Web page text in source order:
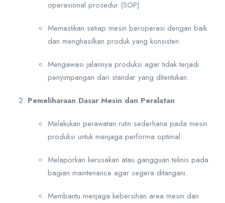
operasional prosedur (SOP).
Memastikan setiap mesin beroperasi dengan baik
dan menghasilkan produk yang konsisten.
Mengawasi jalannya produksi agar tidak terjadi
penyimpangan dari standar yang ditentukan.
Pemeliharaan Dasar Mesin dan Peralatan
Melakukan perawatan rutin sederhana pada mesin
produksi untuk menjaga performa optimal.
Melaporkan kerusakan atau gangguan teknis pada
bagian maintenance agar segera ditangani.
Membantu menjaga kebersihan area mesin dan